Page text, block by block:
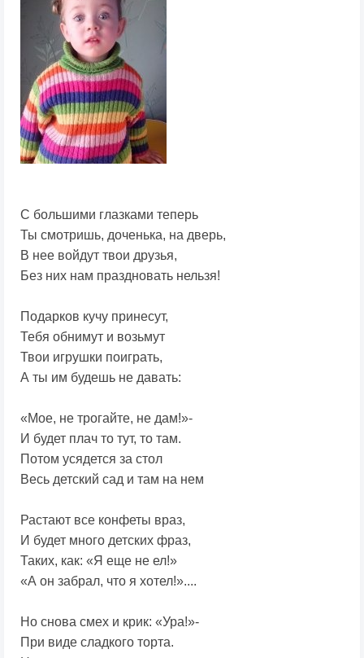
С большими глазками теперь
Ты смотришь, доченька, на дверь,
В нее войдут твои друзья,
Без них нам праздновать нельзя!
Подарков кучу принесут,
Тебя обнимут и возьмут
Твои игрушки поиграть,
А ты им будешь не давать:
«Мое, не трогайте, не дам!»-
И будет плач то тут, то там.
Потом усядется за стол
Весь детский сад и там на нем
Растают все конфеты враз,
И будет много детских фраз,
Таких, как: «Я еще не ел!»
«А он забрал, что я хотел!»....
Но снова смех и крик: «Ура!»-
При виде сладкого торта.